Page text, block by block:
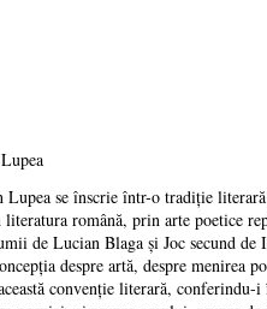
se înscrie într-o tradiție
română, prin arte poetice
de Lucian Blaga și Joc secund de
despre artă, despre menirea
convenție literară,